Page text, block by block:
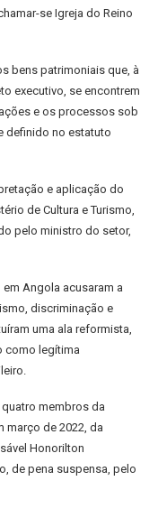
se Igreja do Reino
bens patrimoniais que, à
executivo, se encontrem
e os processos sob
definido no estatuto
e aplicação do
de Cultura e Turismo,
pelo ministro do setor,
Angola acusaram a
discriminação e
uma ala reformista,
como legítima
membros da
março de 2022, da
Honorilton
de pena suspensa, pelo